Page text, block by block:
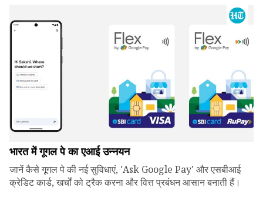
भारत में गूगल पे का एआई उन्नयन
जानें कैसे गूगल पे की नई सुविधाएं, 'Ask Google Pay' और एसबीआई
क्रेडिट कार्ड, खर्चों को ट्रैक करना और वित्त प्रबंधन आसान बनाती हैं।